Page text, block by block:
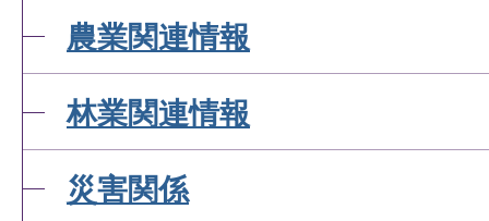
農業関連情報
林業関連情報
災害関係